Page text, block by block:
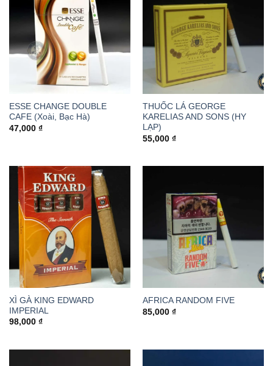
ESSE CHANGE DOUBLE
CAFE (Xoài, Bạc Hà)
47,000 ₫
THUỐC LÁ GEORGE
KARELIAS AND SONS (HY
LẠP)
55,000 ₫
XÌ GÀ KING EDWARD
IMPERIAL
98,000 ₫
AFRICA RANDOM FIVE
85,000 ₫